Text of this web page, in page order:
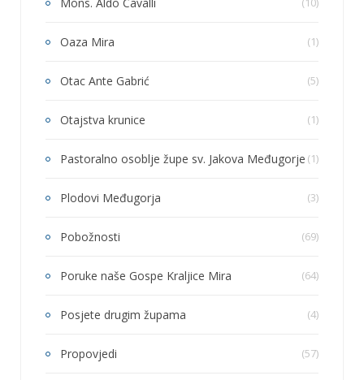
Oaza Mira (1)
Otac Ante Gabrić (5)
Otajstva krunice (1)
Pastoralno osoblje župe sv. Jakova Međugorje (1)
Plodovi Međugorja (3)
Pobožnosti (69)
Poruke naše Gospe Kraljice Mira (64)
Posjete drugim župama (4)
Propovjedi (57)